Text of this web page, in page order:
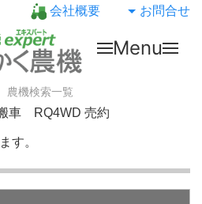
会社概要 お問合せ
Menu
農機検索一覧
車 RQ4WD 売約
す。